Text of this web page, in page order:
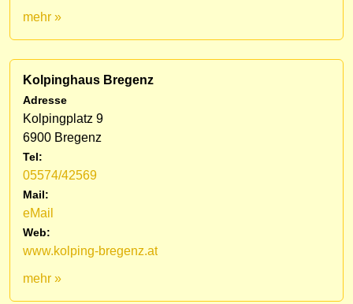
mehr »
Kolpinghaus Bregenz
Adresse
Kolpingplatz 9
6900 Bregenz
Tel:
05574/42569
Mail:
eMail
Web:
www.kolping-bregenz.at
mehr »